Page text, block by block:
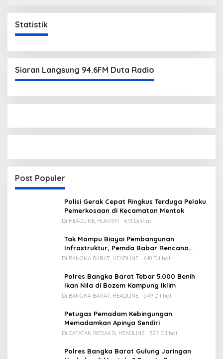
Statistik
Siaran Langsung 94.6FM Duta Radio
Post Populer
Polisi Gerak Cepat Ringkus Terduga Pelaku
Pemerkosaan di Kecamatan Mentok
Di HEADLINE, HUKRIM 673 Dilihat
Tak Mampu Biayai Pembangunan
Infrastruktur, Pemda Babar Rencana
Utang Rp65 M
Di BANGKA BARAT, HEADLINE 648 Dilihat
Polres Bangka Barat Tebar 5.000 Benih
Ikan Nila di Bozem Kampung Iklim
Di BANGKA BARAT, HEADLINE 549 Dilihat
Petugas Pemadam Kebingungan
Memadamkan Apinya Sendiri
Di CATATAN REDAKSI, HEADLINE 527 Dilihat
Polres Bangka Barat Gulung Jaringan